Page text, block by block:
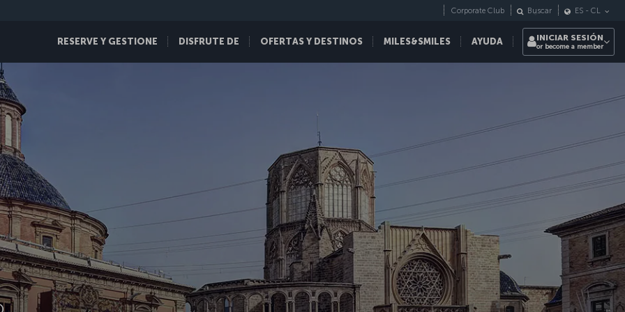
RESERVE Y GESTIONE DISFRUTE DE OFERTAS Y DESTINOS MILES&SMILES AYUDA
Corporate Club Buscar ES - CL
INICIAR SESIÓN
or become a member